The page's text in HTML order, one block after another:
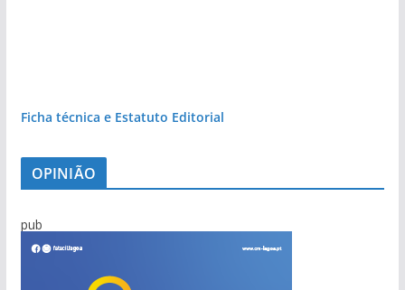
Ficha técnica e Estatuto Editorial
OPINIÃO
pub